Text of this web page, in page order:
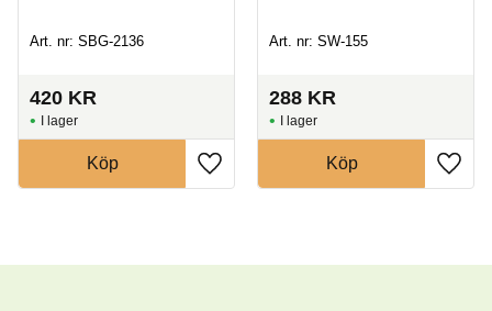
Art. nr: SBG-2136
420 KR
I lager
Köp
Art. nr: SW-155
288 KR
I lager
Köp